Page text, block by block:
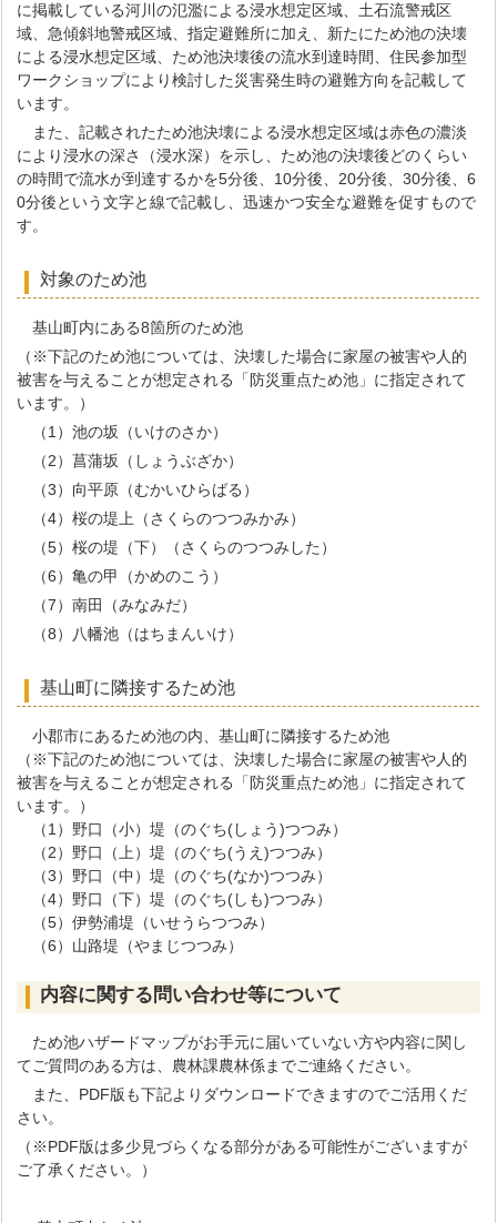
に掲載している河川の氾濫による浸水想定区域、土石流警戒区
域、急傾斜地警戒区域、指定避難所に加え、新たにため池の決壊
による浸水想定区域、ため池決壊後の流水到達時間、住民参加型
ワークショップにより検討した災害発生時の避難方向を記載して
います。
また、記載されたため池決壊による浸水想定区域は赤色の濃淡
により浸水の深さ（浸水深）を示し、ため池の決壊後どのくらい
の時間で流水が到達するかを5分後、10分後、20分後、30分後、6
0分後という文字と線で記載し、迅速かつ安全な避難を促すもので
す。
対象のため池
基山町内にある8箇所のため池
（※下記のため池については、決壊した場合に家屋の被害や人的
被害を与えることが想定される「防災重点ため池」に指定されて
います。）
（1）池の坂（いけのさか）
（2）菖蒲坂（しょうぶざか）
（3）向平原（むかいひらばる）
（4）桜の堤上（さくらのつつみかみ）
（5）桜の堤（下）（さくらのつつみした）
（6）亀の甲（かめのこう）
（7）南田（みなみだ）
（8）八幡池（はちまんいけ）
基山町に隣接するため池
小郡市にあるため池の内、基山町に隣接するため池
（※下記のため池については、決壊した場合に家屋の被害や人的
被害を与えることが想定される「防災重点ため池」に指定されて
います。）
（1）野口（小）堤（のぐち(しょう)つつみ）
（2）野口（上）堤（のぐち(うえ)つつみ）
（3）野口（中）堤（のぐち(なか)つつみ）
（4）野口（下）堤（のぐち(しも)つつみ）
（5）伊勢浦堤（いせうらつつみ）
（6）山路堤（やまじつつみ）
内容に関する問い合わせ等について
ため池ハザードマップがお手元に届いていない方や内容に関し
てご質問のある方は、農林課農林係までご連絡ください。
また、PDF版も下記よりダウンロードできますのでご活用くだ
さい。
（※PDF版は多少見づらくなる部分がある可能性がございますが
ご了承ください。）